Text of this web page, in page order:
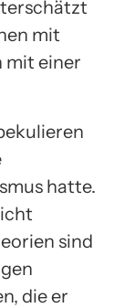
mit
mit einer
hatte.
sind
die er